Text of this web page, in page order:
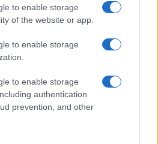
to enable storage
of the website or app.
to enable storage
to enable storage
authentication
prevention, and other